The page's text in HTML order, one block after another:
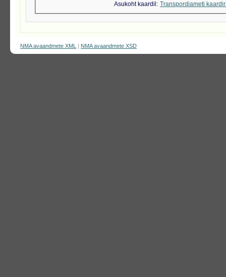
Asukoht kaardil
Transpordiameti
NMA avaandmete XML | NMA avaandmete XSD